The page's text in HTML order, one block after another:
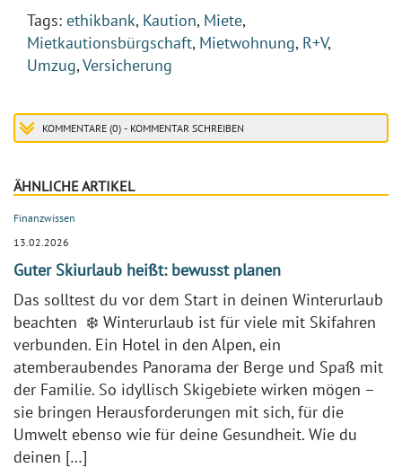
Tags: ethikbank, Kaution, Miete,
Mietkautionsbürgschaft, Mietwohnung, R+V,
Umzug,Versicherung
KOMMENTARE (0) - KOMMENTAR SCHREIBEN
ÄHNLICHE ARTIKEL
Finanzwissen
13.02.2026
Guter Skiurlaub heißt: bewusst planen
Das solltest du vor dem Start in deinen Winterurlaub
beachten ❄️ Winterurlaub ist für viele mit Skifahren
verbunden. Ein Hotel in den Alpen, ein
atemberaubendes Panorama der Berge und Spaß mit
der Familie. So idyllisch Skigebiete wirken mögen –
sie bringen Herausforderungen mit sich, für die
Umwelt ebenso wie für deine Gesundheit. Wie du
deinen […]